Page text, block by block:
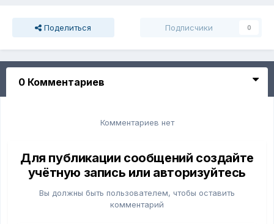
Поделиться Подписчики 0
0 Комментариев
Комментариев нет
Для публикации сообщений создайте
учётную запись или авторизуйтесь
Вы должны быть пользователем, чтобы оставить
комментарий